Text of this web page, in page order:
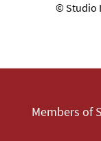
© Studio
Members of